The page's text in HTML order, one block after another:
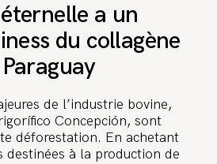
a un
du collagène
de l’industrie bovine,
Concepción, sont
déforestation. En achetant
destinées à la production de